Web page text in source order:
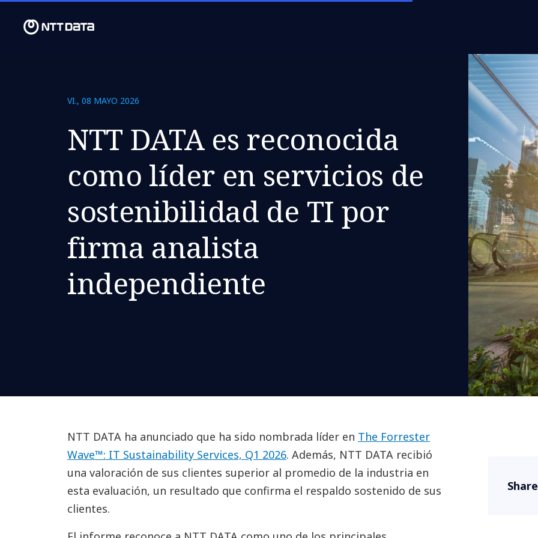
VI., 08 MAYO 2026
NTT DATA es reconocida
como líder en servicios de
sostenibilidad de TI por
firma analista
independiente
NTT DATA ha anunciado que ha sido nombrada líder en The Forrester
Wave™: IT Sustainability Services, Q1 2026. Además, NTT DATA recibió
una valoración de sus clientes superior al promedio de la industria en
esta evaluación, un resultado que confirma el respaldo sostenido de sus
clientes.